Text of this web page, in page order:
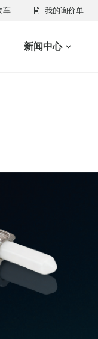
车 我的询价单
新闻中心